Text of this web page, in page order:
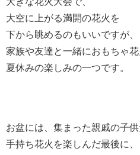
大空に上がる満開の花火を
下から眺めるのもいいですが、
家族や友達と一緒におもちゃ花
夏休みの楽しみの一つです。
お盆には、集まった親戚の子
手持ち花火を楽しんだ最後に、